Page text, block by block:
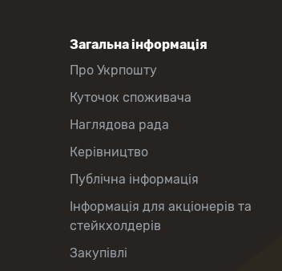
Загальна інформація
Про Укрпошту
Куточок споживача
Наглядова рада
Керівництво
Публічна інформація
Інформація для акціонерів та
стейкхолдерів
Закупівлі